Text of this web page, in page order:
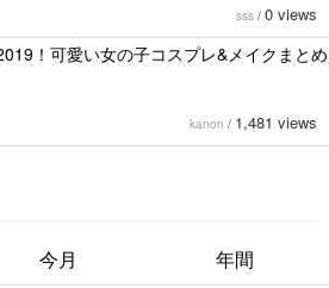
sss / 0 views
！可愛い女の子コスプレ&メイクまとめ
kanon / 1,481 views
今月 年間